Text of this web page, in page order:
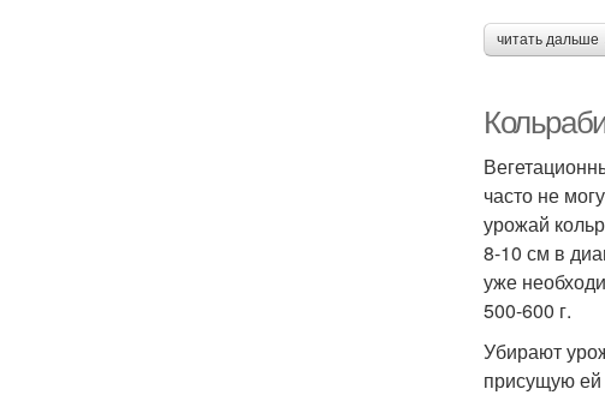
читать дальше
часто не
урожай
8-10 см в
уже
500-600 г.
Убирают
присущую ей